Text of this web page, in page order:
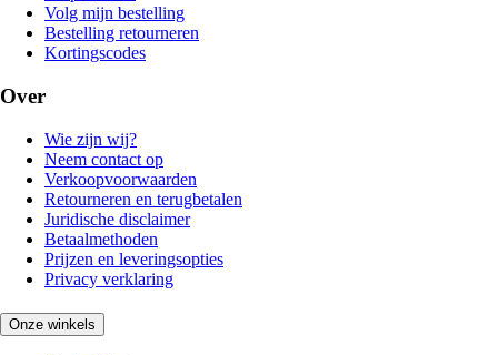
Volg mijn bestelling
Bestelling retourneren
Kortingscodes
Over
Wie zijn wij?
Neem contact op
Verkoopvoorwaarden
Retourneren en terugbetalen
Juridische disclaimer
Betaalmethoden
Prijzen en leveringsopties
Privacy verklaring
Onze winkels